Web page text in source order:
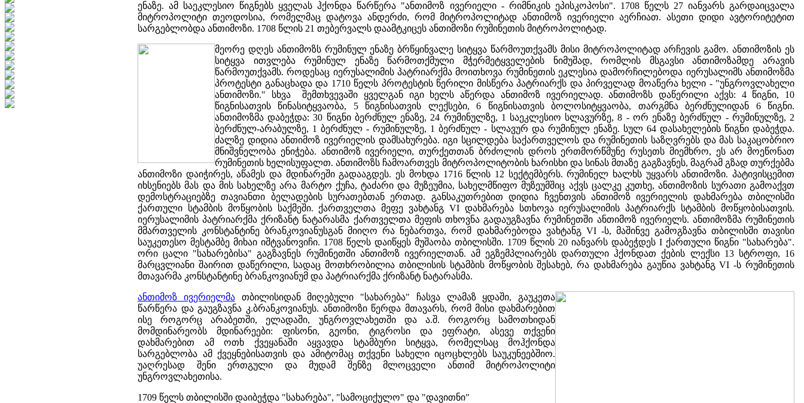
ენაზე. ამ საეკლესიო წიგნებს ყველას ჰქონდა წარწერა "ანთიმოზ ივერიელი - რიმნიკის ეპისკოპოსი". 1708 წელს 27 იანვარს გარდაიცვალა
მიტროპოლიტი თეოდოსია, რომელმაც დატოვა ანდერძი, რომ მიტროპოლიტად ანთიმოზ ივერიელი აერჩიათ. ასეთი დიდი ავტორიტეტით
სარგებლობდა ანთიმოზი. 1708 წლის 21 თებერვალს დაამტკიცეს ანთიმოზი რუმინეთის მიტროპოლიტად.
მეორე დღეს ანთიმოზს რუმინულ ენაზე ბრწყინვალე სიტყვა წარმოუთქვამს მისი მიტროპოლიტად არჩევის გამო. ანთიმოზის ეს
სიტყვა ითვლება რუმინულ ენაზე წარმოთქმული მჭერმეტყველების ნიმუშად, რომლის მსგავსი ანთიმოზამდე არავის
წარმოუთქვამს. როდესაც იერუსალიმის პატრიარქმა მოითხოვა რუმინეთის ეკლესია დამორჩილებოდა იერუსალიმს ანთიმოზმა
პროტესტი განაცხადა და 1710 წელს პროტესტის წერილი მისწერა პატრიარქს და პირველად მოაწერა ხელი - "უნგროვლახელი
ანთიმოზი." სხვა შემთხვევაში ყველგან იგი ხელს აწერდა ანთიმოზ ივერიელად. ანთიმოზს დაწერილი აქვს: 4 წიგნი, 10
წიგნისათვის წინასიტყვაობა, 5 წიგნისათვის ლექსები, 6 წიგნისათვის ბოლოსიტყვაობა, თარგმნა ბერძნულიდან 6 წიგნი.
ანთიმოზმა დაბეჭდა: 30 წიგნი ბერძნულ ენაზე, 24 რუმინულზე, 1 საეკლესიო სლავურზე, 8 - ორ ენაზე ბერძნულ - რუმინულზე, 2
ბერძნულ-არაბულზე, 1 ბერძნულ - რუმინულზე, 1 ბერძნულ - სლავურ და რუმინულ ენაზე. სულ 64 დასახელების წიგნი დაბეჭდა.
ძალზე დიდია ანთიმოზ ივერიელის დამსახურება. იგი სცილდება საქართველოს და რუმინეთის საზღვრებს და მას საკაცობრიო
მნიშვნელობა ენიჭება. ანთიმოზ ივერიელი, თურქეთთან ბრძოლის დროს ერთმორწმუნე რუსეთს მიემხრო, ეს არ მოეწონათ
რუმინეთის ხელისუფალთ. ანთიმოზს ჩამოართვეს მიტროპოლიტობის ხარისხი და სინას მთაზე გაგზავნეს, მაგრამ გზად თურქებმა
ანთიმოზი დაიჭირეს, აწამეს და მდინარეში გადააგდეს. ეს მოხდა 1716 წლის 12 სექტემბერს. რუმინელ ხალხს უყვარს ანთიმოზი. პატივისცემით
იხსენიებს მას და მის სახელზე არა მარტო ქუჩა, ტაძარი და მუზეუმია, სახელმწიფო მუზეუმშიც აქვს ცალკე კუთხე, ანთიმოზის სურათი გამოაქვთ
დემოსტრაციებზე თავიანთი ბელადების სურათებთან ერთად. განსაკუთრებით დიდია ჩვენთვის ანთიმოზ ივერიელის დახმარება თბილისში
ქართული სტამბის მოწყობის საქმეში. ქართველთა მეფე ვახტანგ VI დახმარება სთხოვა იერუსალიმის პატრიარქს სტამბის მოწყობისათვის.
იერუსალიმის პატრიარქმა ქრიზანტ ნატარასმა ქართველთა მეფის თხოვნა გადაუგზავნა რუმინეთში ანთიმოზ ივერიელს. ანთიმოზმა რუმინეთის
მმართველის კონსტანტინე ბრანკოვიანუსგან მიიღო რა ნებართვა, რომ დახმარებოდა ვახტანგ VI -ს, მაშინვე გამოგზავნა თბილისში თავისი
საუკეთესო მესტამბე მიხაი იშტვანოვიჩი. 1708 წელს დაიწყეს მუშაობა თბილისში. 1709 წლის 20 იანვარს დაბეჭდეს I ქართული წიგნი "სახარება".
ორი ცალი "სახარებისა" გაგზავნეს რუმინეთში ანთიმოზ ივერიელთან. ამ ეგზემპლიარებს დართული ჰქონდათ ქების ლექსი 13 სტროფი, 16
მარცვლიანი შაირით დაწერილი, სადაც მოთხრობილია თბილისის სტამბის მოწყობის შესახებ, რა დახმარება გაუწია ვახტანგ VI -ს რუმინეთის
მთავარმა კონსტანტინე ბრანკოვიანუმ და პატრიარქმა ქრიზანტ ნატარასმა.
ანთიმოზ ივერიელმათბილისიდან მიღებული "სახარება" ჩასვა ლამაზ ყდაში, გაუკეთა
წარწერა და გაუგზავნა კ.ბრანკოვიანუს. ანთიმოზი წერდა მთავარს, რომ მისი დახმარებით
ისე როგორც არაბეთში, ელადაში, უნგროვლახეთში და ა.შ. როგორც სამოთხიდან
მომდინარეობს მდინარეები: ფისონი, გეონი, ტიგროსი და ეფრატი, ასევე თქვენი
დახმარებით ამ ოთხ ქვეყანაში აყვავდა სტამბური სიტყვა, რომელსაც მოჰქონდა
სარგებლობა ამ ქვეყნებისათვის და ამიტომაც თქვენი სახელი იცოცხლებს საუკუნეებშიო.
უაღრესად შენი ერთგული და მუდამ შენზე მლოცველი ანთიმ მიტროპოლიტი
უნგროვლახეთისა.
1709 წელს თბილისში დაიბეჭდა "სახარება", "სამოციქულო" და "დავითნი"